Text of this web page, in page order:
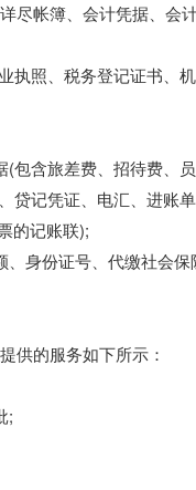
尽帐簿、会计凭据、
执照、税务登记证书、
包含旅差费、招待费、
贷记凭证、电汇、进账
的记账联);
身份证号、代缴社会
供的服务如下所示：
;